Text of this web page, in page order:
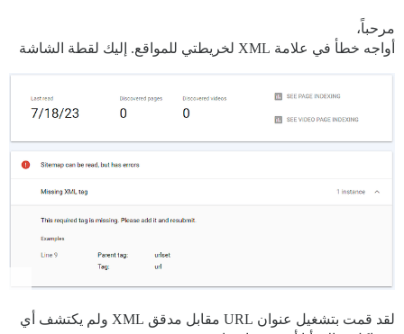
مرحباً،
أواجه خطأ في علامة XML لخريطتي للمواقع. إليك لقطة الشاشة
لقد قمت بتشغيل عنوان URL مقابل مدقق XML ولم يكتشف أي